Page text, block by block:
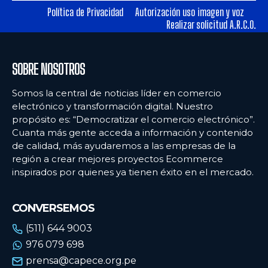
Ecommercenews
ARGENTINA
BOLIVIA
CHILE
COLOMBIA
ECUADOR
URUGUAY
VENEZUELA
Ecommercenews
ARGENTINA
BOLIVIA
CHILE
COLOMBIA
ECUADOR
URUGUAY
VENEZUELA
Política de Privacidad
Autorización uso imagen y voz
Realizar solicitud A.R.C.O.
SOBRE NOSOTROS
Somos la central de noticias líder en comercio
electrónico y transformación digital. Nuestro
propósito es: “Democratizar el comercio electrónico”.
Cuanta más gente acceda a información y contenido
de calidad, más ayudaremos a las empresas de la
región a crear mejores proyectos Ecommerce
inspirados por quienes ya tienen éxito en el mercado.
CONVERSEMOS
(511) 644 9003
976 079 698
prensa@capece.org.pe